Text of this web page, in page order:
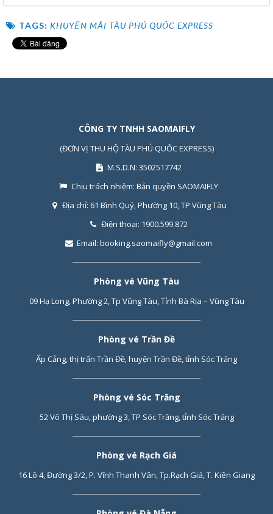
TAGS: KHUYẾN MÃI TÀU PHÚ QUỐC EXPRESS
CÔNG TY TNHH SAOMAIFLY
(ĐƠN VỊ THU HỘ TÀU PHÚ QUỐC EXPRESS)
M.S.D.N: 3502517742
Chịu trách nhiệm: Bản quyền SAOMAIFLY
Địa chỉ: 61 Bình Quý, Phường 10, TP Vũng Tàu
Điện thoại: 1900.599.872
Email: booking.saomaifly@gmail.com
Phòng vé Vũng Tàu
09 Hạ Long, Phường 2, Tp Vũng Tàu, Tỉnh Bà Rịa – Vũng Tàu
Phòng vé Trần Đề
Ấp Cảng, thị trấn Trần Đề, huyện Trần Đề, tỉnh Sóc Trăng
Phòng vé Sóc Trăng
52 Võ Thị Sáu, phường 3, TP Sóc Trăng, tỉnh Sóc Trăng
Phòng vé Rạch Giá
16 Lô 4, Đường 3/2, P. Vĩnh Thanh Vân, Tp.Rạch Giá, T. Kiên Giang